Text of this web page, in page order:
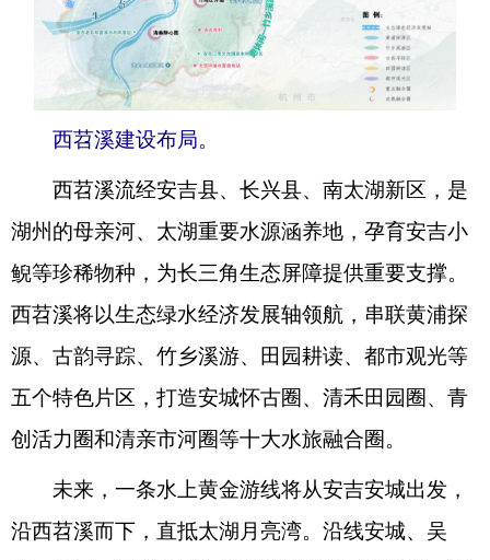
西苕溪建设布局。
西苕溪流经安吉县、长兴县、南太湖新区，是
湖州的母亲河、太湖重要水源涵养地，孕育安吉小
鲵等珍稀物种，为长三角生态屏障提供重要支撑。
西苕溪将以生态绿水经济发展轴领航，串联黄浦探
源、古韵寻踪、竹乡溪游、田园耕读、都市观光等
五个特色片区，打造安城怀古圈、清禾田园圈、青
创活力圈和清亲市河圈等十大水旅融合圈。
未来，一条水上黄金游线将从安吉安城出发，
沿西苕溪而下，直抵太湖月亮湾。沿线安城、吴